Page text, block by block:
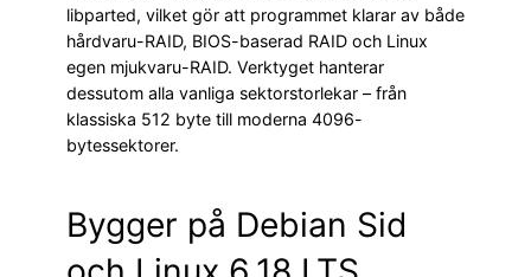
libparted, vilket gör att programmet klarar av både
hårdvaru-RAID, BIOS-baserad RAID och Linux
egen mjukvaru-RAID. Verktyget hanterar
dessutom alla vanliga sektorstorlekar – från
klassiska 512 byte till moderna 4096-
bytessektorer.
Bygger på Debian Sid